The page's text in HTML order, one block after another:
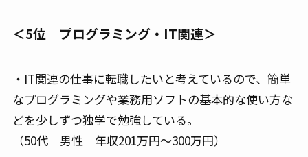
＜5位 プログラミング・IT関連＞
・IT関連の仕事に転職したいと考えているので、簡単
なプログラミングや業務用ソフトの基本的な使い方な
どを少しずつ独学で勉強している。
（50代 男性 年収201万円～300万円）